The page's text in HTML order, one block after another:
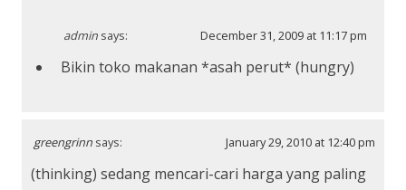
admin says: December 31, 2009 at 11:17 pm
Bikin toko makanan *asah perut* (hungry)
greengrinn says: January 29, 2010 at 12:40 pm
(thinking) sedang mencari-cari harga yang paling